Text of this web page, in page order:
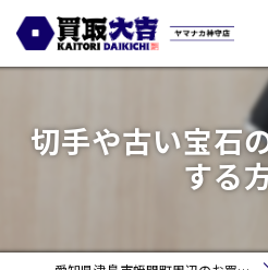
切手や古い宝石
する